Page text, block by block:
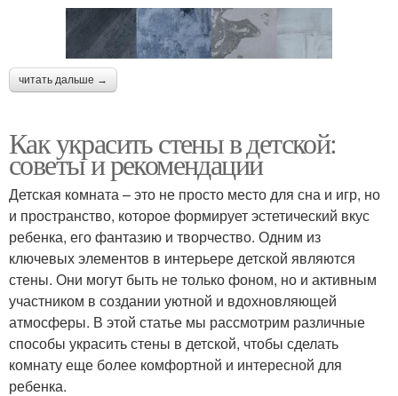
читать дальше →
Как украсить стены в детской:
советы и рекомендации
Детская комната – это не просто место для сна и игр, но
и пространство, которое формирует эстетический вкус
ребенка, его фантазию и творчество. Одним из
ключевых элементов в интерьере детской являются
стены. Они могут быть не только фоном, но и активным
участником в создании уютной и вдохновляющей
атмосферы. В этой статье мы рассмотрим различные
способы украсить стены в детской, чтобы сделать
комнату еще более комфортной и интересной для
ребенка.